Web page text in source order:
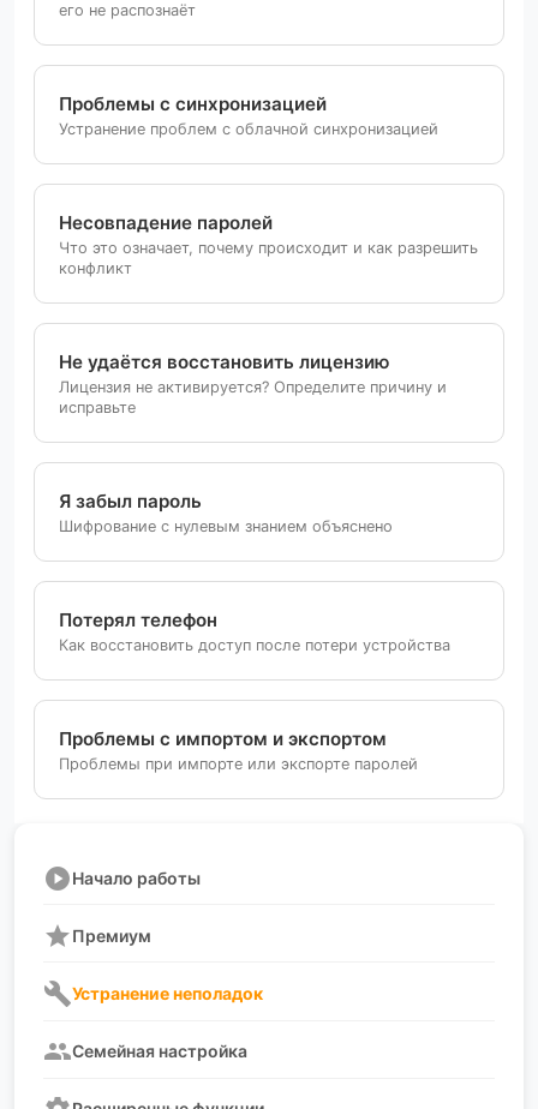
play_circleНачало работы
starПремиум
buildУстранение неполадок
groupСемейная настройка
его не распознаёт
Проблемы с синхронизацией
Устранение проблем с облачной синхронизацией
Несовпадение паролей
Что это означает, почему происходит и как разрешить
конфликт
Не удаётся восстановить лицензию
Лицензия не активируется? Определите причину и
исправьте
Я забыл пароль
Шифрование с нулевым знанием объяснено
Потерял телефон
Как восстановить доступ после потери устройства
Проблемы с импортом и экспортом
Проблемы при импорте или экспорте паролей